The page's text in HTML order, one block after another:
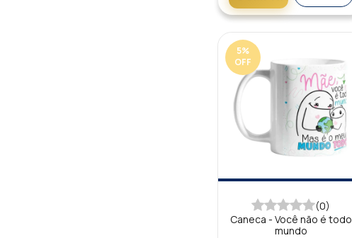
5%
OFF
(0)
Caneca - Você não é todo
mundo